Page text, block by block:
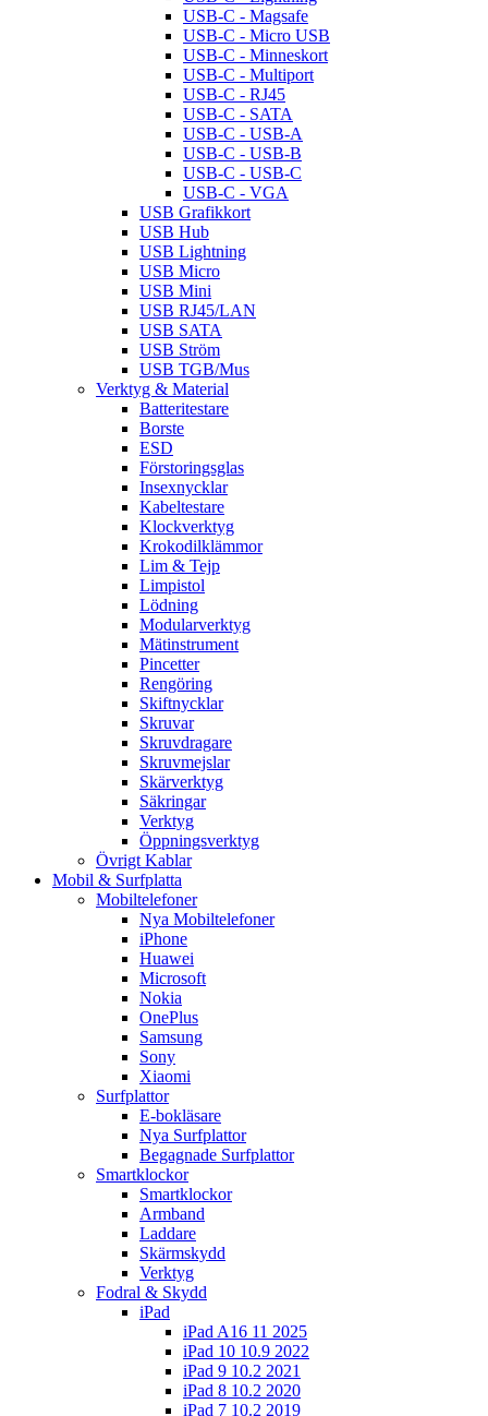
USB-C - Magsafe
USB-C - Micro USB
USB-C - Minneskort
USB-C - Multiport
USB-C - RJ45
USB-C - SATA
USB-C - USB-A
USB-C - USB-B
USB-C - USB-C
USB-C - VGA
USB Grafikkort
USB Hub
USB Lightning
USB Micro
USB Mini
USB RJ45/LAN
USB SATA
USB Ström
USB TGB/Mus
Verktyg & Material
Batteritestare
Borste
ESD
Förstoringsglas
Insexnycklar
Kabeltestare
Klockverktyg
Krokodilklämmor
Lim & Tejp
Limpistol
Lödning
Modularverktyg
Mätinstrument
Pincetter
Rengöring
Skiftnycklar
Skruvar
Skruvdragare
Skruvmejslar
Skärverktyg
Säkringar
Verktyg
Öppningsverktyg
Övrigt Kablar
Mobil & Surfplatta
Mobiltelefoner
Nya Mobiltelefoner
iPhone
Huawei
Microsoft
Nokia
OnePlus
Samsung
Sony
Xiaomi
Surfplattor
E-bokläsare
Nya Surfplattor
Begagnade Surfplattor
Smartklockor
Smartklockor
Armband
Laddare
Skärmskydd
Verktyg
Fodral & Skydd
iPad
iPad A16 11 2025
iPad 10 10.9 2022
iPad 9 10.2 2021
iPad 8 10.2 2020
iPad 7 10.2 2019